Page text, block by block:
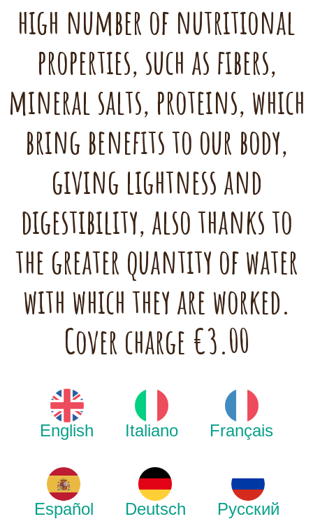
high number of nutritional
properties, such as fibers,
mineral salts, proteins, which
bring benefits to our body,
giving lightness and
digestibility, also thanks to
the greater quantity of water
with which they are worked.
Cover charge €3.00
English Italiano Français
Español Deutsch Русский